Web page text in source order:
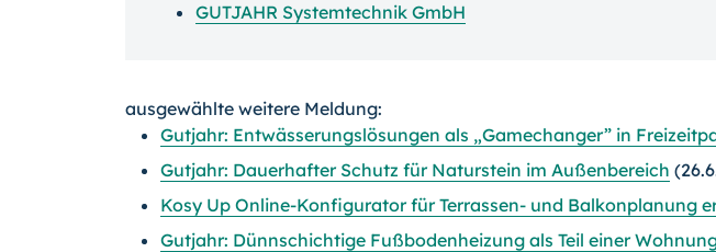
GUTJAHR Systemtechnik GmbH
ausgewählte weitere Meldung:
Gutjahr: Entwässerungslösungen als „Gamechanger” in
Gutjahr: Dauerhafter Schutz für Naturstein im Außenbereich
Kosy Up Online-Konfigurator für Terrassen- und Balkonplanung
Gutjahr: Dünnschichtige Fußbodenheizung als Teil einer